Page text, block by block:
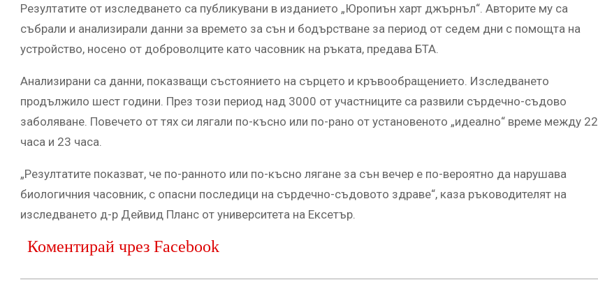
Резултатите от изследването са публикувани в изданието „Юропиън харт джърнъл“. Авторите му са
събрали и анализирали данни за времето за сън и бодърстване за период от седем дни с помощта на
устройство, носено от доброволците като часовник на ръката, предава БТА.
Анализирани са данни, показващи състоянието на сърцето и кръвообращението. Изследването
продължило шест години. През този период над 3000 от участниците са развили сърдечно-съдово
заболяване. Повечето от тях си лягали по-късно или по-рано от установеното „идеално“ време между 22
часа и 23 часа.
„Резултатите показват, че по-ранното или по-късно лягане за сън вечер е по-вероятно да нарушава
биологичния часовник, с опасни последици на сърдечно-съдовото здраве“, каза ръководителят на
изследването д-р Дейвид Планс от университета на Ексетър.
Коментирай чрез Facebook